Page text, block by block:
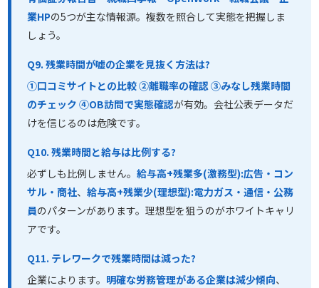
業HPの5つが主な情報源。複数を照合して実態を把握しま
しょう。
Q9. 残業時間が嘘の企業を見抜く方法は?
①口コミサイトとの比較 ②離職率の確認 ③みなし残業時間
のチェック ④OB訪問で実態確認が有効。会社公表データだ
けを信じるのは危険です。
Q10. 残業時間と給与は比例する?
必ずしも比例しません。給与高+残業多(激務型):広告・コン
サル・商社、給与高+残業少(理想型):電力ガス・通信・公務
員のパターンがあります。理想型を狙うのがホワイトキャリ
アです。
Q11. テレワークで残業時間は減った?
企業によります。 明確な労務管理がある企業は減少傾向、